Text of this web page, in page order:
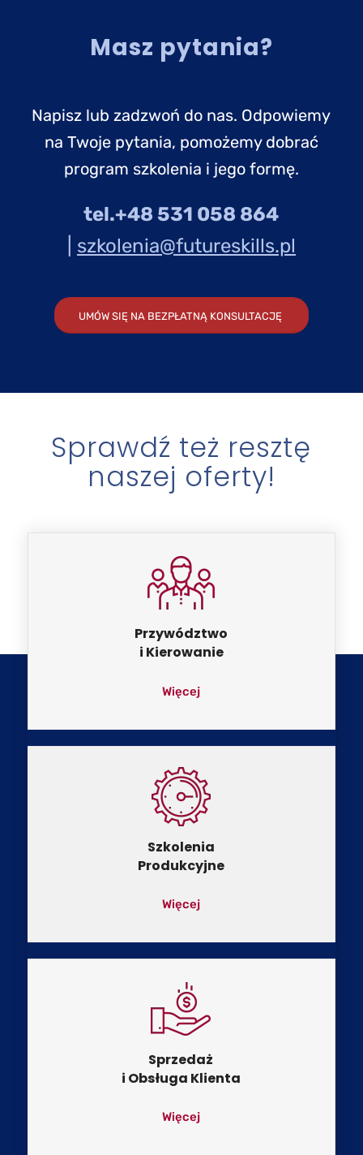
Masz pytania?
Napisz lub zadzwoń do nas. Odpowiemy
na Twoje pytania, pomożemy dobrać
program szkolenia i jego formę.
tel.+48 531 058 864
szkolenia@futureskills.pl
UMÓW SIĘ NA BEZPŁATNĄ KONSULTACJĘ
Sprawdź też resztę
naszej oferty!
Przywództwo
i Kierowanie
Więcej
Szkolenia
Produkcyjne
Więcej
Sprzedaż
i Obsługa Klienta
Więcej